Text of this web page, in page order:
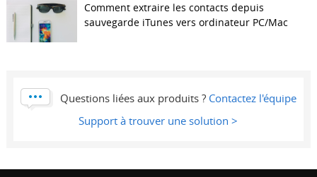
Comment extraire les contacts depuis
sauvegarde iTunes vers ordinateur PC/Mac
Questions liées aux produits ? Contactez l'équipe
Support à trouver une solution >